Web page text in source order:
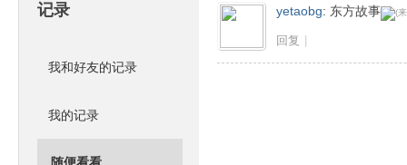
记录
我和好友的记录
我的记录
yetaobg: 东方故事
回复